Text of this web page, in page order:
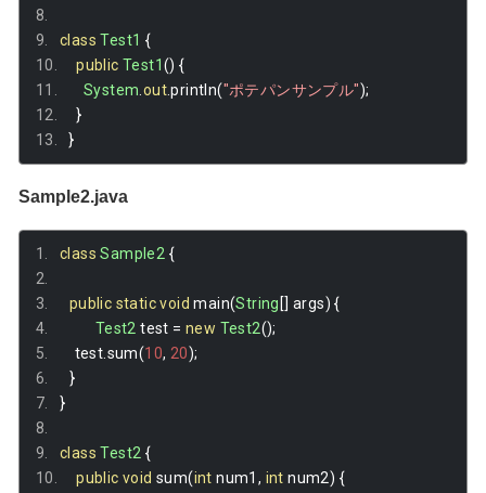
class Test1 {
public Test1() {
System out.println("ポテパンサンプル");
}
}
Sample2.java
class Sample2 {
public static void main(String [] args) {
Test2 test = new Test2();
    test
sum(10, 20);
}
}
class Test2 {
public void sum(int num1 , int num2) {